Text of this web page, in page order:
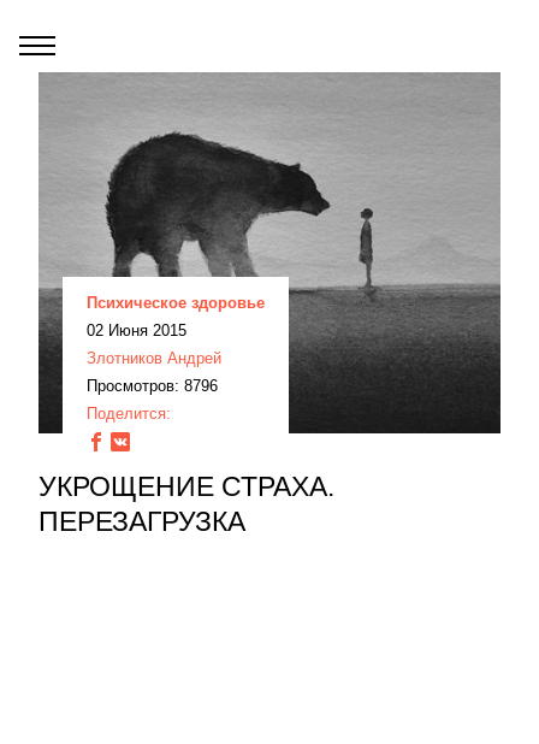
Психическое здоровье
02 Июня 2015
Злотников Андрей
Просмотров: 8796
Поделится:
УКРОЩЕНИЕ СТРАХА.
ПЕРЕЗАГРУЗКА